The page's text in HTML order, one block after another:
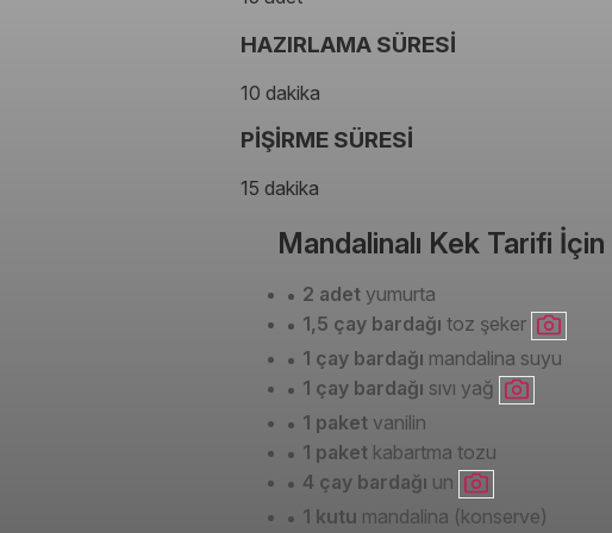
HAZIRLAMA SÜRESİ
10 dakika
PİŞİRME SÜRESİ
15 dakika
Mandalinalı Kek Tarifi
2 adet yumurta
1,5 çay bardağı toz şeker
1 çay bardağı mandalina suyu
1 çay bardağı sıvı yağ
1 paket vanilin
1 paket kabartma tozu
4 çay bardağı un
1 kutu mandalina (konserve)